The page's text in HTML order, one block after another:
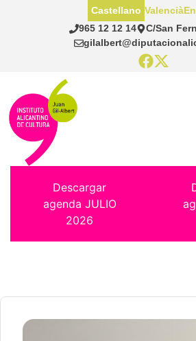
965 12 12 14
C/San
Castellano Valencià
Descargar
agenda JULIO
2026